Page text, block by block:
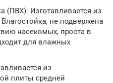
(ПВХ): Изготавливается из
не подвержена
насекомых, проста в
для влажных
из
плиты средней